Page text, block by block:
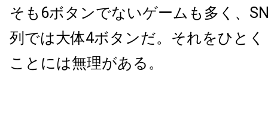
そも6ボタンでないゲームも多く、
列では大体4ボタンだ。それをひと
ことには無理がある。